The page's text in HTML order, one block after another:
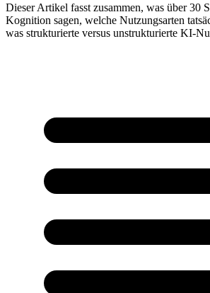
Dieser Artikel fasst zusammen, was über 30
Kognition sagen, welche Nutzungsarten
was strukturierte versus unstrukturierte KI-